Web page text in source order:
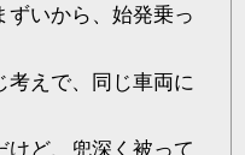
ずいから、始発乗っ
考えで、同じ車両に
けど、兜深く被って